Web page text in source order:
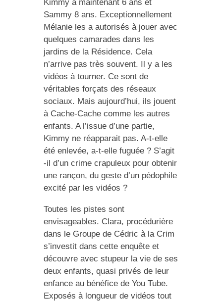
Kimmy a maintenant 6 ans et
Sammy 8 ans. Exceptionnellement
Mélanie les a autorisés à jouer avec
quelques camarades dans les
jardins de la Résidence. Cela
n’arrive pas très souvent. Il y a les
vidéos à tourner. Ce sont de
véritables forçats des réseaux
sociaux. Mais aujourd’hui, ils jouent
à Cache-Cache comme les autres
enfants. A l’issue d’une partie,
Kimmy ne réapparait pas. A-t-elle
été enlevée, a-t-elle fuguée ? S’agit
-il d’un crime crapuleux pour obtenir
une rançon, du geste d’un pédophile
excité par les vidéos ?
Toutes les pistes sont
envisageables. Clara, procédurière
dans le Groupe de Cédric à la Crim
s’investit dans cette enquête et
découvre avec stupeur la vie de ses
deux enfants, quasi privés de leur
enfance au bénéfice de You Tube.
Exposés à longueur de vidéos tout